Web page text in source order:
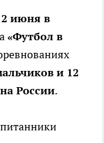
2 июня в
«Футбол в
и 12
России.